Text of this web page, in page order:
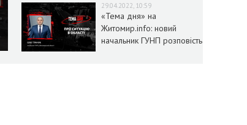
29.04.2022, 10:59
«Тема дня» на
Житомир.info: новий
начальник ГУНП розповість